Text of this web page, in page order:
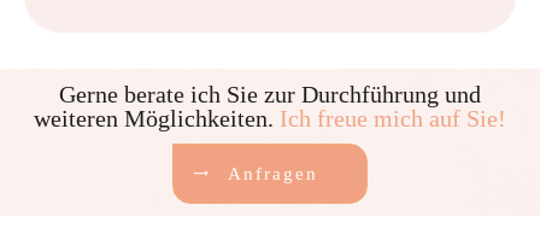
Gerne berate ich Sie zur Durchführung und
weiteren Möglichkeiten. Ich freue mich auf Sie!
Anfragen